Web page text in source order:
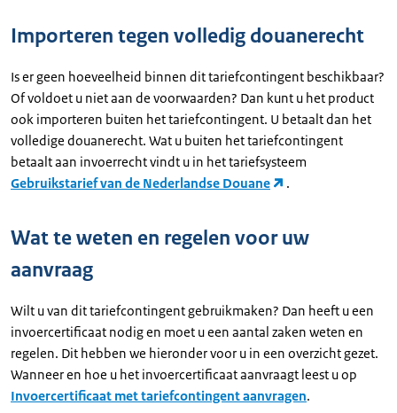
Importeren tegen volledig douanerecht
Is er geen hoeveelheid binnen dit tariefcontingent beschikbaar?
Of voldoet u niet aan de voorwaarden? Dan kunt u het product
ook importeren buiten het tariefcontingent. U betaalt dan het
volledige douanerecht. Wat u buiten het tariefcontingent
betaalt aan invoerrecht vindt u in het tariefsysteem
Gebruikstarief van de Nederlandse Douane
.
Wat te weten en regelen voor uw
aanvraag
Wilt u van dit tariefcontingent gebruikmaken? Dan heeft u een
invoercertificaat nodig en moet u een aantal zaken weten en
regelen. Dit hebben we hieronder voor u in een overzicht gezet.
Wanneer en hoe u het invoercertificaat aanvraagt leest u op
Invoercertificaat met tariefcontingent aanvragen.